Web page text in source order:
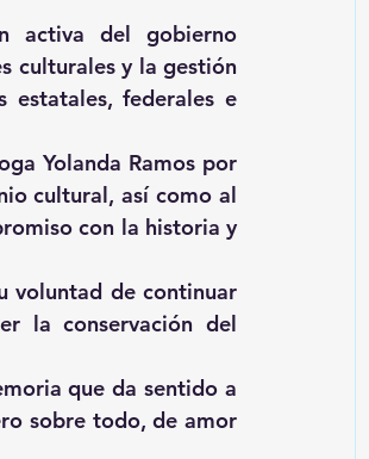
activa del gobierno
culturales y la gestión
estatales, federales e
Yolanda Ramos por
cultural, así como al
con la historia y
voluntad de continuar
la conservación del
que da sentido a
sobre todo, de amor